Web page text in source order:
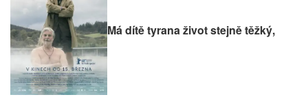
Má dítě tyrana život stejně těžký,